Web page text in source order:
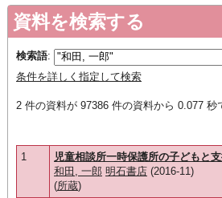
資料を検索する
検索語:
条件を詳しく指定して検索
2 件の資料が 97386 件の資料から 0.077 秒
1
児童相談所一時保護所の子どもと
和田, 一郎 明石書店 (2016-11)
(所蔵)